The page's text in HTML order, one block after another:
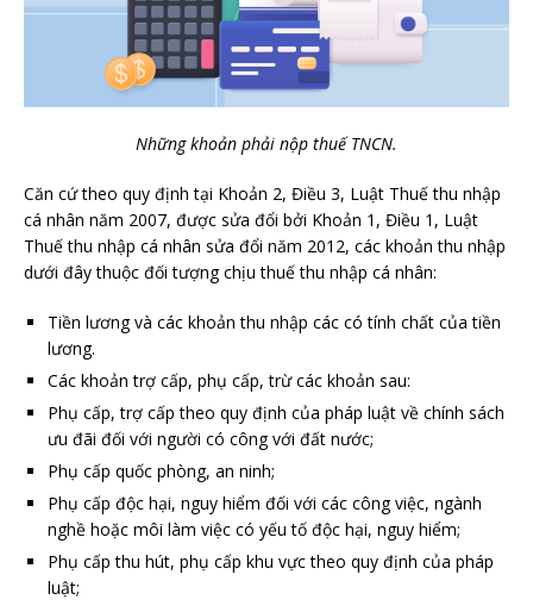
Những khoản phải nộp thuế TNCN.
Căn cứ theo quy định tại Khoản 2, Điều 3, Luật Thuế thu nhập
cá nhân năm 2007, được sửa đổi bởi Khoản 1, Điều 1, Luật
Thuế thu nhập cá nhân sửa đổi năm 2012, các khoản thu nhập
dưới đây thuộc đối tượng chịu thuế thu nhập cá nhân:
Tiền lương và các khoản thu nhập các có tính chất của tiền
lương.
Các khoản trợ cấp, phụ cấp, trừ các khoản sau:
Phụ cấp, trợ cấp theo quy định của pháp luật về chính sách
ưu đãi đối với người có công với đất nước;
Phụ cấp quốc phòng, an ninh;
Phụ cấp độc hại, nguy hiểm đối với các công việc, ngành
nghề hoặc môi làm việc có yếu tố độc hại, nguy hiểm;
Phụ cấp thu hút, phụ cấp khu vực theo quy định của pháp
luật;